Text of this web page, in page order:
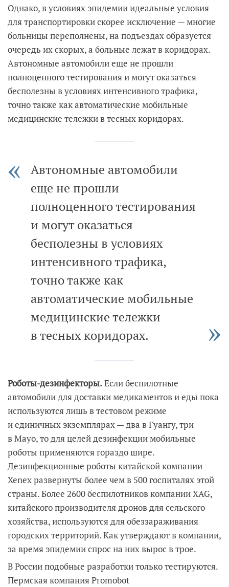
Однако, в условиях эпидемии идеальные условия
для транспортировки скорее исключение — многие
больницы переполнены, на подъездах образуется
очередь их скорых, а больные лежат в коридорах.
Автономные автомобили еще не прошли
полноценного тестирования и могут оказаться
бесполезны в условиях интенсивного трафика,
точно также как автоматические мобильные
медицинские тележки в тесных коридорах.
Автономные автомобили
еще не прошли
полноценного тестирования
и могут оказаться
бесполезны в условиях
интенсивного трафика,
точно также как
автоматические мобильные
медицинские тележки
в тесных коридорах.
Роботы-дезинфекторы.Если беспилотные
автомобили для доставки медикаментов и еды пока
используются лишь в тестовом режиме
и единичных экземплярах — два в Гуангу, три
в Mayo, то для целей дезинфекции мобильные
роботы применяются гораздо шире.
Дезинфекционные роботы китайской компании
Xenex развернуты более чем в 500 госпиталях этой
страны. Более 2600 беспилотников компании XAG,
китайского производителя дронов для сельского
хозяйства, используются для обеззараживания
городских территорий. Как утверждают в компании,
за время эпидемии спрос на них вырос в трое.
В России подобные разработки только тестируются.
Пермская компания Promobot